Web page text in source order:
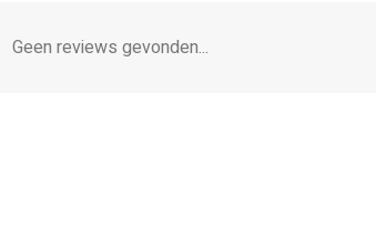
Geen reviews gevonden...